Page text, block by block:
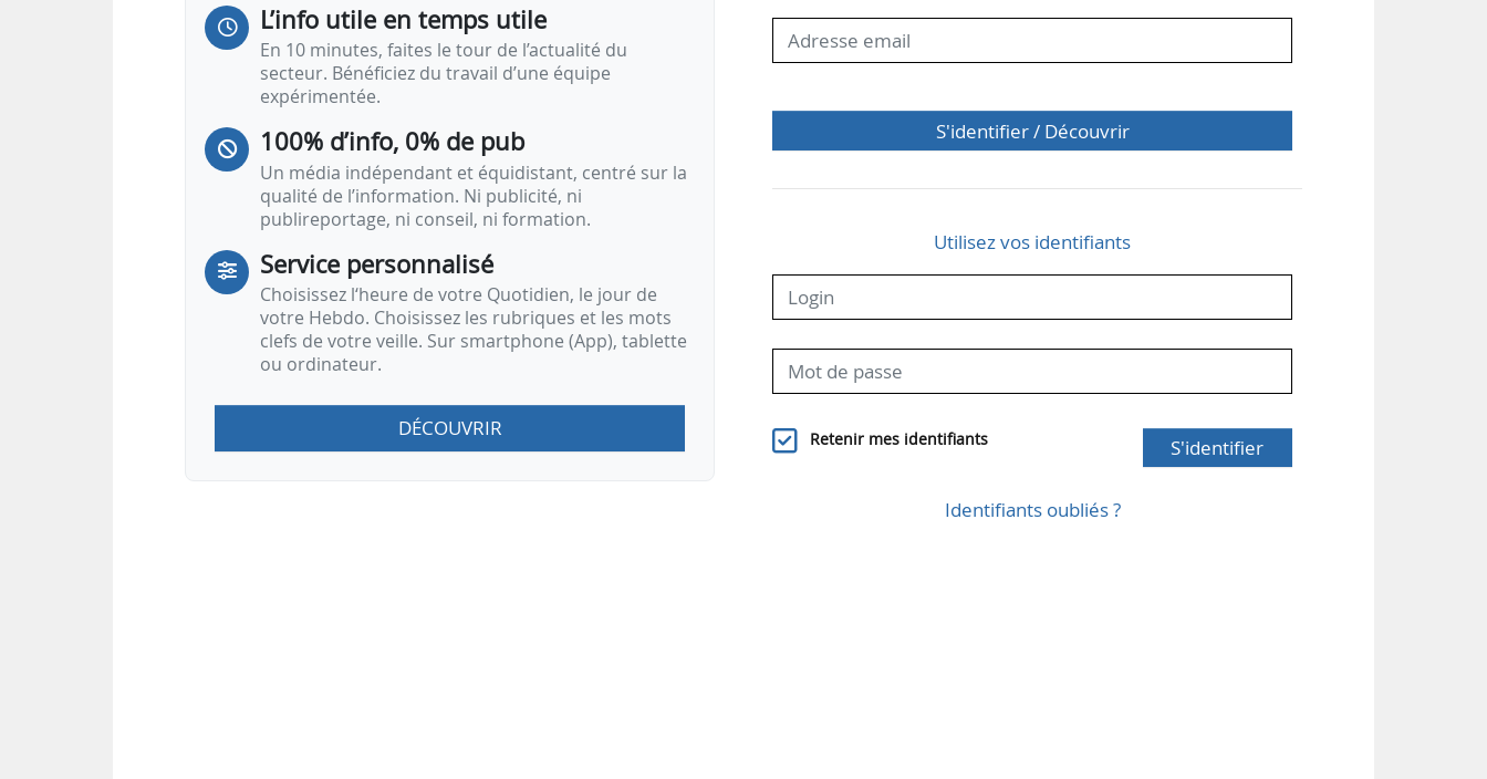
L’info utile en temps utile
En 10 minutes, faites le tour de l’actualité du
secteur. Bénéficiez du travail d’une équipe
expérimentée.
100% d’info, 0% de pub
Un média indépendant et équidistant, centré sur la
qualité de l’information. Ni publicité, ni
publireportage, ni conseil, ni formation.
Service personnalisé
Choisissez l‘heure de votre Quotidien, le jour de
votre Hebdo. Choisissez les rubriques et les mots
clefs de votre veille. Sur smartphone (App), tablette
ou ordinateur.
DÉCOUVRIR
S'identifier / Découvrir
Utilisez vos identifiants
Retenir mes identifiants S'identifier
Identifiants oubliés ?